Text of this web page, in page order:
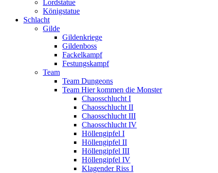
Lordstatue
Königstatue
Schlacht
Gilde
Gildenkriege
Gildenboss
Fackelkampf
Festungskampf
Team
Team Dungeons
Team Hier kommen die Monster
Chaosschlucht I
Chaosschlucht II
Chaosschlucht III
Chaosschlucht IV
Höllengipfel I
Höllengipfel II
Höllengipfel III
Höllengipfel IV
Klagender Riss I